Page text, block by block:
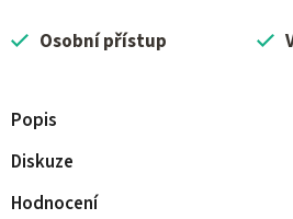
Osobní přístup
Popis
Diskuze
Hodnocení